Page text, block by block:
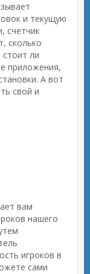
и текущую
счетчик
сколько
ли
приложения,
А вот
свой и
вам
нашего
игроков в
сами